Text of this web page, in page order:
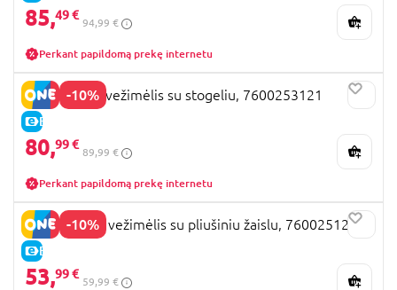
85,49 €
94,99 €
Perkant papildomą prekę internetu
-10%
E-KAINA
SMOBY lėlių vežimėlis su stogeliu, 7600253121
80,99 €
89,99 €
Perkant papildomą prekę internetu
-10%
E-KAINA
SIMBA Stitch vežimėlis su pliušiniu žaislu, 7600251225
53,99 €
59,99 €